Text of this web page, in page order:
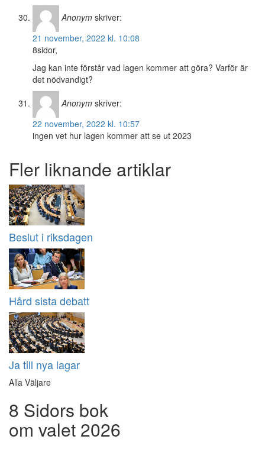
Anonym skriver:
21 november, 2022 kl. 10:08
8sidor,
Jag kan inte förstår vad lagen kommer att göra? Varför är
det nödvandigt?
Anonym skriver:
22 november, 2022 kl. 10:57
ingen vet hur lagen kommer att se ut 2023
Fler liknande artiklar
Beslut i riksdagen
Hård sista debatt
Ja till nya lagar
Alla Väljare
8 Sidors bok
om valet 2026